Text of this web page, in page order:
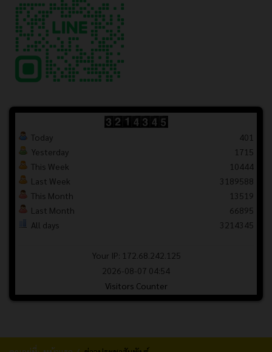
Today
Yesterday
This Week
Last Week
This Month
Last Month
All days
401
1715
10444
3189588
13519
66895
3214345
Your IP: 172.68.242.125
2026-08-07 04:54
Visitors Counter